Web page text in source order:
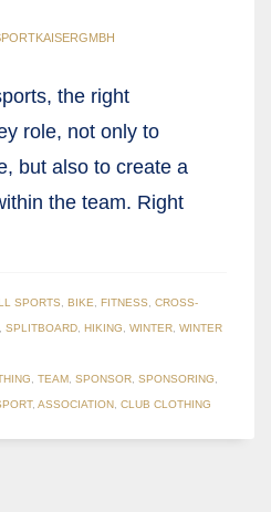
the right
role, not only to
but also to create a
the team. Right
SPORTS BIKE FITNESS CROSS-
SPLITBOARD HIKING WINTER WINTER
TEAM SPONSOR SPONSORING
, ASSOCIATION CLUB CLOTHING